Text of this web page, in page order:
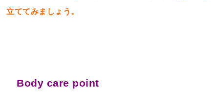
立ててみましょう。
Body care point